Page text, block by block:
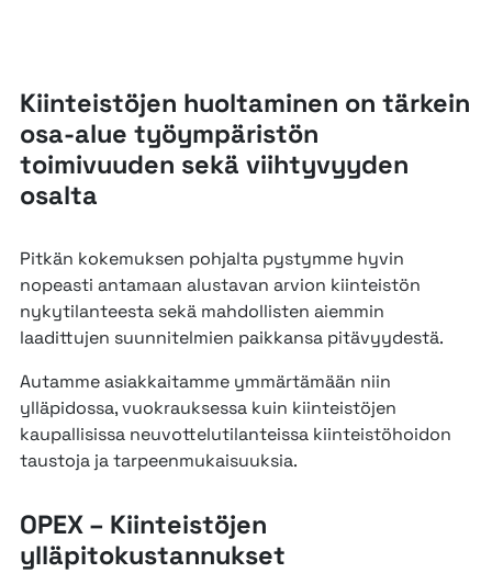
Kiinteistöjen huoltaminen on tärkein
osa-alue työympäristön
toimivuuden sekä viihtyvyyden
osalta
Pitkän kokemuksen pohjalta pystymme hyvin
nopeasti antamaan alustavan arvion kiinteistön
nykytilanteesta sekä mahdollisten aiemmin
laadittujen suunnitelmien paikkansa pitävyydestä.
Autamme asiakkaitamme ymmärtämään niin
ylläpidossa, vuokrauksessa kuin kiinteistöjen
kaupallisissa neuvottelutilanteissa kiinteistöhoidon
taustoja ja tarpeenmukaisuuksia.
OPEX – Kiinteistöjen
ylläpitokustannukset